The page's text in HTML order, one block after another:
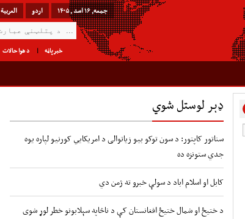
العربیة اردو جمعه, ۱۶ اسد , ۱۴۰۵
د هوا حالات خبرپاڼه
ډېر لوستل شوي
سناتور کاپتور: د سون توکو بیو زیاتوالی د امریکایي کورنیو لپاره یوه
جدي ستونزه ده
کابل او اسلام اباد د سولې خبرو ته ژمن دي
د ختیځ او شمال ختیځ افغانستان کې د ناڅاپه سېلابونو خطر لوړ شوی